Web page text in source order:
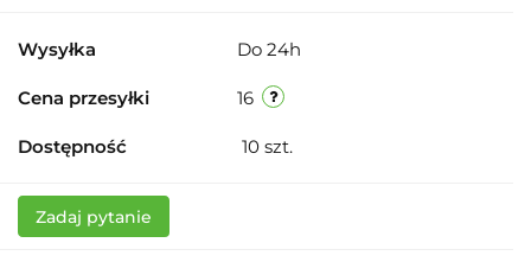
Wysyłka Do 24h
Cena przesyłki 16
Dostępność 10 szt.
Zadaj pytanie